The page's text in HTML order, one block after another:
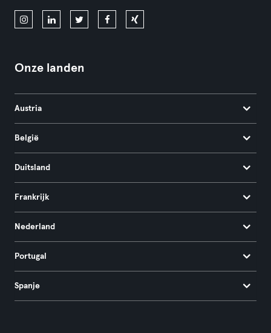
Onze landen
Austria
België
Duitsland
Frankrijk
Nederland
Portugal
Spanje